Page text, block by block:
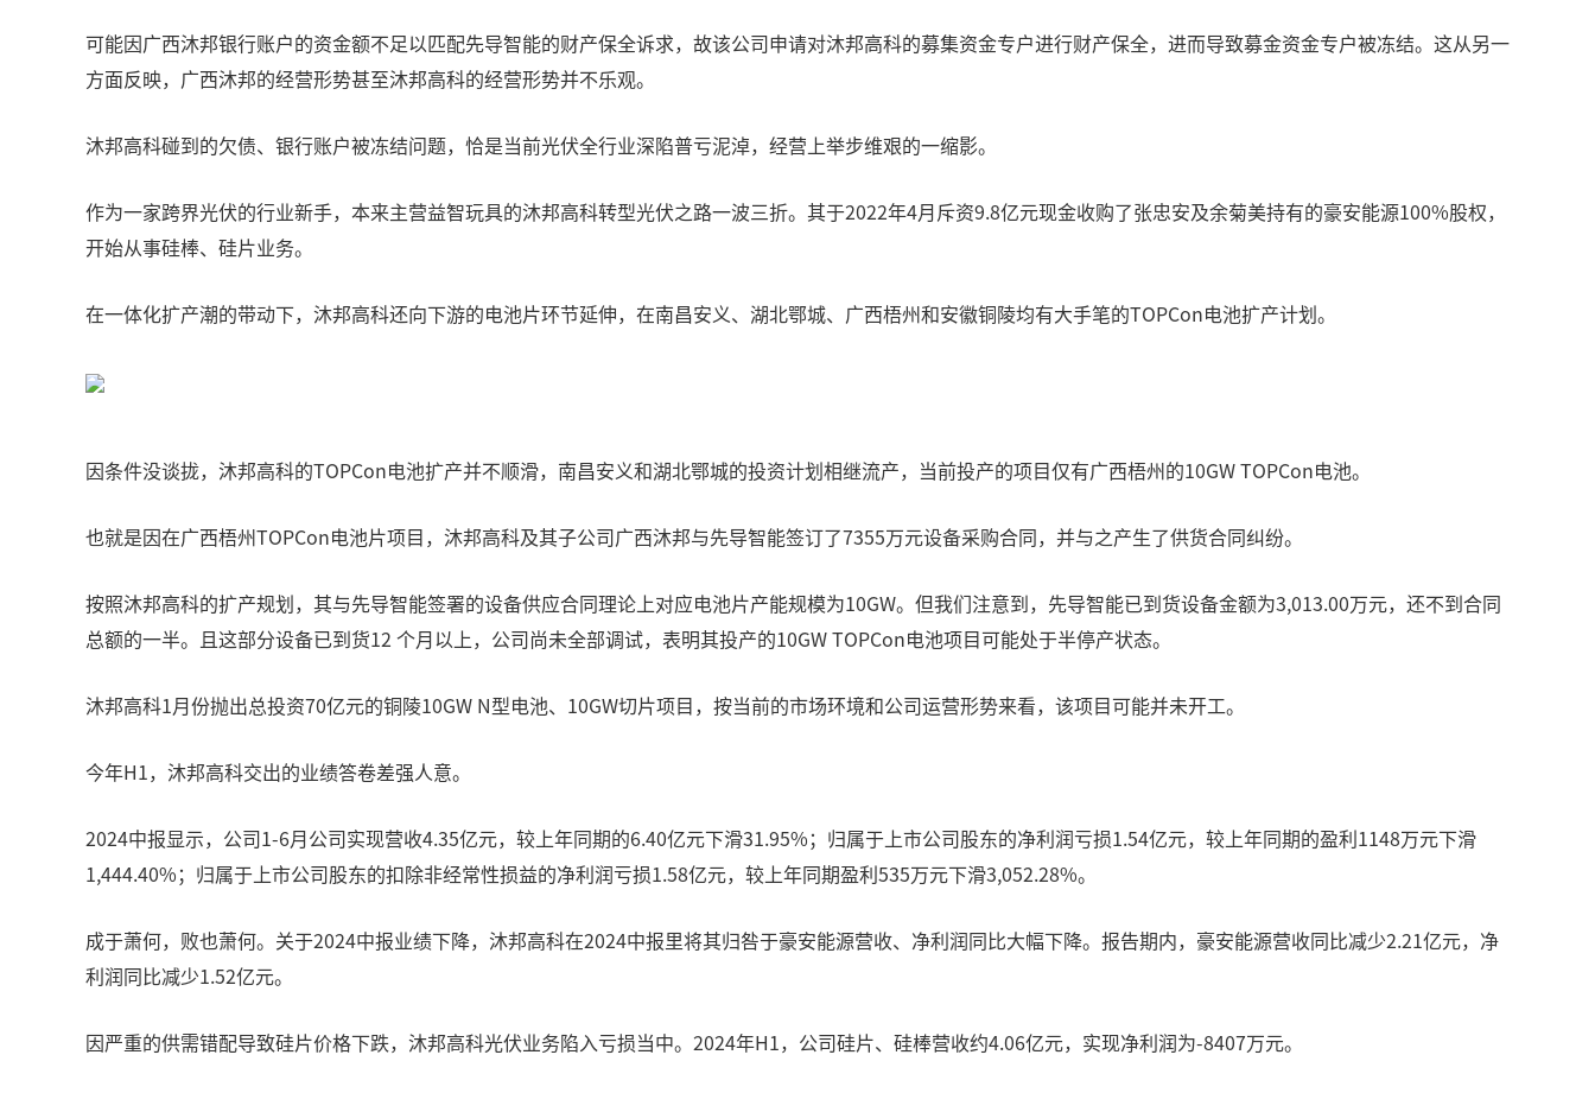
可能因广西沐邦银行账户的资金额不足以匹配先导智能的财产保全诉求，故该公司申请对沐邦高科的募集资金专户进行财产保全，进而导致募金资金专户被冻结。这从另一
方面反映，广西沐邦的经营形势甚至沐邦高科的经营形势并不乐观。
沐邦高科碰到的欠债、银行账户被冻结问题，恰是当前光伏全行业深陷普亏泥淖，经营上举步维艰的一缩影。
作为一家跨界光伏的行业新手，本来主营益智玩具的沐邦高科转型光伏之路一波三折。其于2022年4月斥资9.8亿元现金收购了张忠安及余菊美持有的豪安能源100%股权，
开始从事硅棒、硅片业务。
在一体化扩产潮的带动下，沐邦高科还向下游的电池片环节延伸，在南昌安义、湖北鄂城、广西梧州和安徽铜陵均有大手笔的TOPCon电池扩产计划。
因条件没谈拢，沐邦高科的TOPCon电池扩产并不顺滑，南昌安义和湖北鄂城的投资计划相继流产，当前投产的项目仅有广西梧州的10GW TOPCon电池。
也就是因在广西梧州TOPCon电池片项目，沐邦高科及其子公司广西沐邦与先导智能签订了7355万元设备采购合同，并与之产生了供货合同纠纷。
按照沐邦高科的扩产规划，其与先导智能签署的设备供应合同理论上对应电池片产能规模为10GW。但我们注意到，先导智能已到货设备金额为3,013.00万元，还不到合同
总额的一半。且这部分设备已到货12 个月以上，公司尚未全部调试，表明其投产的10GW TOPCon电池项目可能处于半停产状态。
沐邦高科1月份抛出总投资70亿元的铜陵10GW N型电池、10GW切片项目，按当前的市场环境和公司运营形势来看，该项目可能并未开工。
今年H1，沐邦高科交出的业绩答卷差强人意。
2024中报显示，公司1-6月公司实现营收4.35亿元，较上年同期的6.40亿元下滑31.95%；归属于上市公司股东的净利润亏损1.54亿元，较上年同期的盈利1148万元下滑
1,444.40%；归属于上市公司股东的扣除非经常性损益的净利润亏损1.58亿元，较上年同期盈利535万元下滑3,052.28%。
成于萧何，败也萧何。关于2024中报业绩下降，沐邦高科在2024中报里将其归咎于豪安能源营收、净利润同比大幅下降。报告期内，豪安能源营收同比减少2.21亿元，净
利润同比减少1.52亿元。
因严重的供需错配导致硅片价格下跌，沐邦高科光伏业务陷入亏损当中。2024年H1，公司硅片、硅棒营收约4.06亿元，实现净利润为-8407万元。